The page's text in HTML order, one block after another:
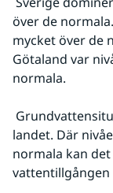
över de
mycket över de
Götaland var
normala.
landet. Där
normala kan
vattentillgången